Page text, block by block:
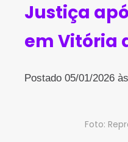
Justiça
em Vitória
Postado 05/01/2026
Foto: